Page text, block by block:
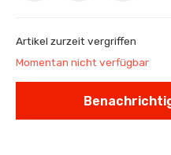
Artikel zurzeit vergriffen
Momentan nicht verfügbar